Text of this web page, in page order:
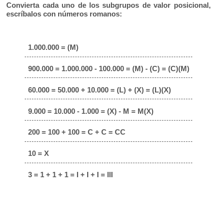
Convierta cada uno de los subgrupos de valor posicional,
escríbalos con números romanos:
1.000.000 = (M)
900.000 = 1.000.000 - 100.000 = (M) - (C) = (C)(M)
60.000 = 50.000 + 10.000 = (L) + (X) = (L)(X)
9.000 = 10.000 - 1.000 = (X) - M = M(X)
200 = 100 + 100 = C + C = CC
10 = X
3 = 1 + 1 + 1 = I + I + I = III